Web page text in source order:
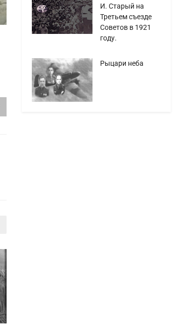
И. Старый на
Третьем съезде
Советов в 1921
году.
Рыцари неба